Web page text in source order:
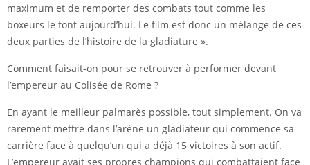
maximum et de remporter des combats tout comme les
boxeurs le font aujourd’hui. Le film est donc un mélange de ces
deux parties de l’histoire de la gladiature ».
Comment faisait-on pour se retrouver à performer devant
l’empereur au Colisée de Rome ?
En ayant le meilleur palmarès possible, tout simplement. On va
rarement mettre dans l’arène un gladiateur qui commence sa
carrière face à quelqu’un qui a déjà 15 victoires à son actif.
L’empereur avait ses propres champions qui combattaient face